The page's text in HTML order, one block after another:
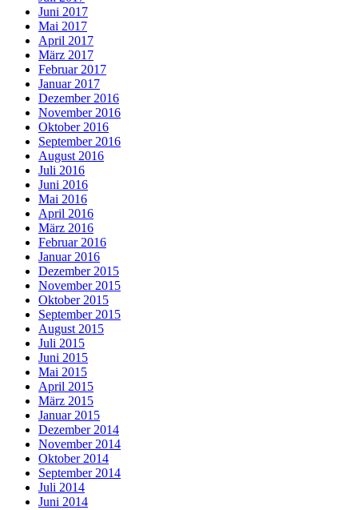
Juni 2017
Mai 2017
April 2017
März 2017
Februar 2017
Januar 2017
Dezember 2016
November 2016
Oktober 2016
September 2016
August 2016
Juli 2016
Juni 2016
Mai 2016
April 2016
März 2016
Februar 2016
Januar 2016
Dezember 2015
November 2015
Oktober 2015
September 2015
August 2015
Juli 2015
Juni 2015
Mai 2015
April 2015
März 2015
Januar 2015
Dezember 2014
November 2014
Oktober 2014
September 2014
Juli 2014
Juni 2014